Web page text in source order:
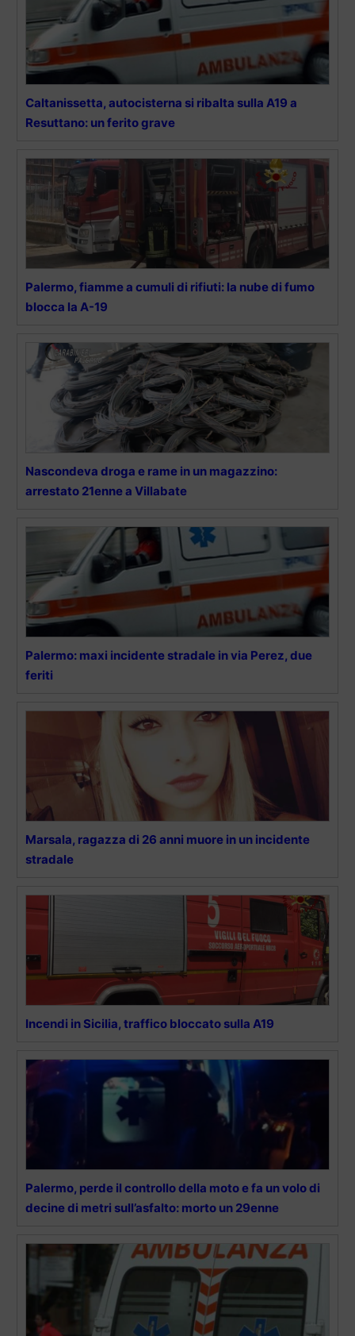
Caltanissetta, autocisterna si ribalta sulla A19 a
Resuttano: un ferito grave
Palermo, fiamme a cumuli di rifiuti: la nube di fumo
blocca la A-19
Nascondeva droga e rame in un magazzino:
arrestato 21enne a Villabate
Palermo: maxi incidente stradale in via Perez, due
feriti
Marsala, ragazza di 26 anni muore in un incidente
stradale
Incendi in Sicilia, traffico bloccato sulla A19
Palermo, perde il controllo della moto e fa un volo di
decine di metri sull’asfalto: morto un 29enne